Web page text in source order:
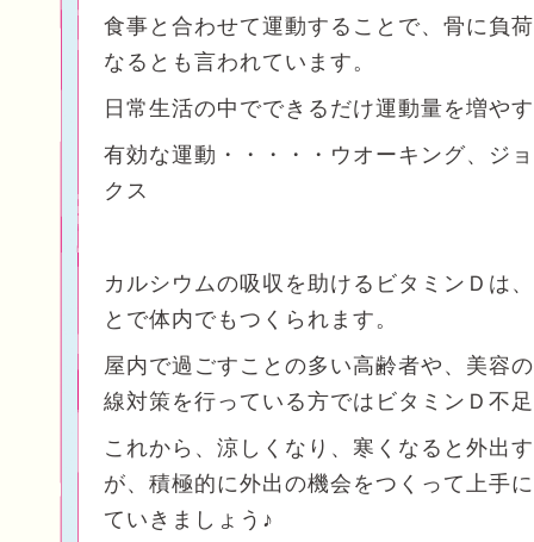
食事と合わせて運動することで、骨に負
なるとも言われています。
日常生活の中でできるだけ運動量を増や
有効な運動・・・・・ウオーキング、ジ
クス
カルシウムの吸収を助けるビタミンＤは
とで体内でもつくられます。
屋内で過ごすことの多い高齢者や、美容
線対策を行っている方ではビタミンＤ不
これから、涼しくなり、寒くなると外出
が、積極的に外出の機会をつくって上手
ていきましょう♪